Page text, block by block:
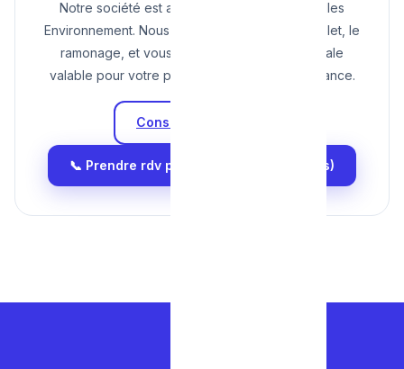
Notre société est agréée G1 et G2 par Bruxelles
Environnement. Nous réalisons l'entretien complet, le
ramonage, et vous délivrons l'attestation légale
valable pour votre propriétaire ou votre assurance.
Consulter nos Tarifs
📞 Prendre rdv pour mon Entretien (Devis)